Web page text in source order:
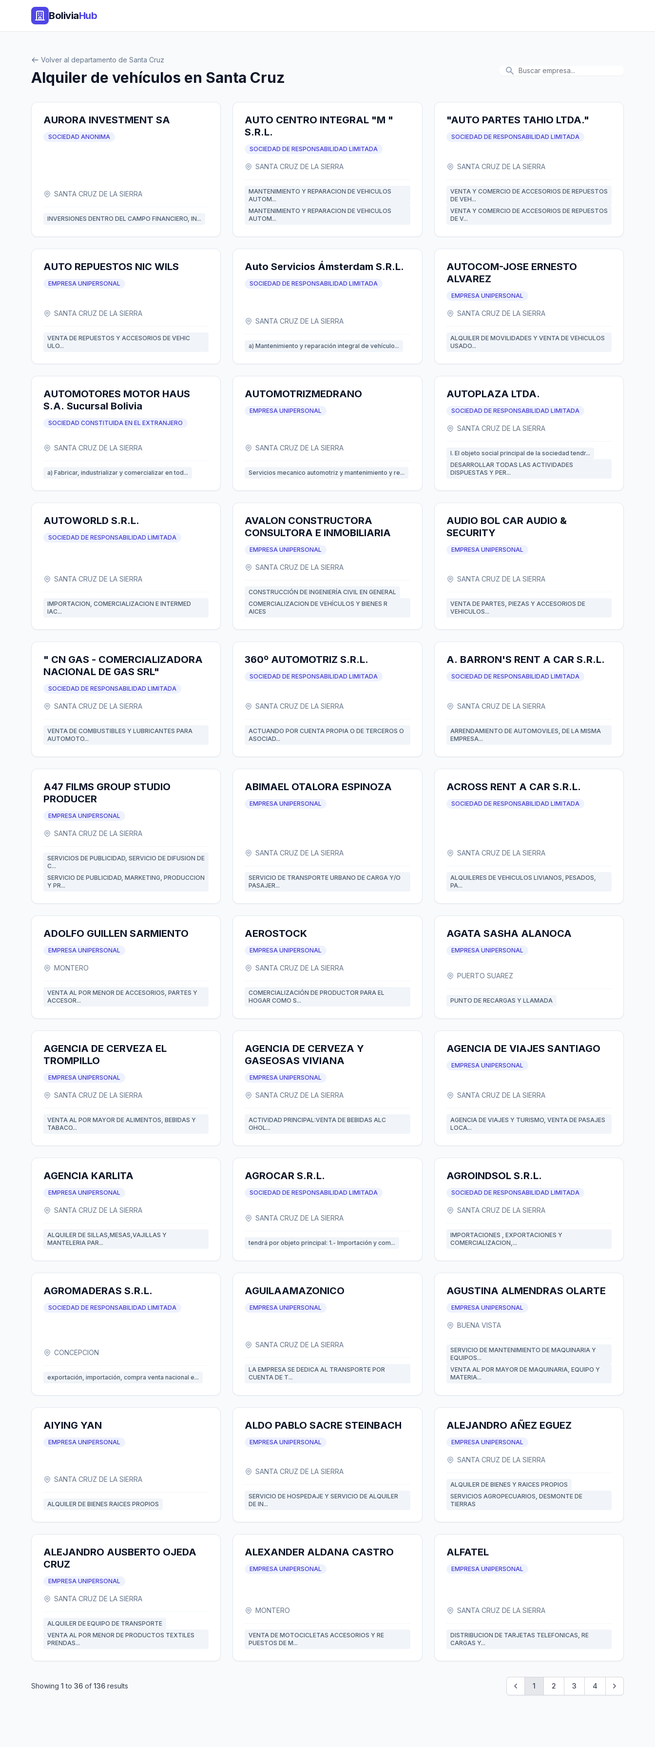
BoliviaHub
Volver al departamento de Santa Cruz
Alquiler de vehículos en Santa Cruz
AURORA INVESTMENT SA
SOCIEDAD ANONIMA
SANTA CRUZ DE LA SIERRA
INVERSIONES DENTRO DEL CAMPO FINANCIERO, IN...
AUTO CENTRO INTEGRAL "M "
S.R.L.
SOCIEDAD DE RESPONSABILIDAD LIMITADA
SANTA CRUZ DE LA SIERRA
MANTENIMIENTO Y REPARACION DE VEHICULOS
AUTOM...
MANTENIMIENTO Y REPARACION DE VEHICULOS
AUTOM...
"AUTO PARTES TAHIO LTDA."
SOCIEDAD DE RESPONSABILIDAD LIMITADA
SANTA CRUZ DE LA SIERRA
VENTA Y COMERCIO DE ACCESORIOS DE REPUESTOS
DE VEH...
VENTA Y COMERCIO DE ACCESORIOS DE REPUESTOS
DE V...
AUTO REPUESTOS NIC WILS
EMPRESA UNIPERSONAL
SANTA CRUZ DE LA SIERRA
VENTA DE REPUESTOS Y ACCESORIOS DE VEHIC
ULO...
Auto Servicios Ámsterdam S.R.L.
SOCIEDAD DE RESPONSABILIDAD LIMITADA
SANTA CRUZ DE LA SIERRA
a) Mantenimiento y reparación integral de vehículo...
AUTOCOM-JOSE ERNESTO
ALVAREZ
EMPRESA UNIPERSONAL
SANTA CRUZ DE LA SIERRA
ALQUILER DE MOVILIDADES Y VENTA DE VEHICULOS
USADO...
AUTOMOTORES MOTOR HAUS
S.A. Sucursal Bolivia
SOCIEDAD CONSTITUIDA EN EL EXTRANJERO
SANTA CRUZ DE LA SIERRA
a) Fabricar, industrializar y comercializar en tod...
AUTOMOTRIZMEDRANO
EMPRESA UNIPERSONAL
SANTA CRUZ DE LA SIERRA
Servicios mecanico automotriz y mantenimiento y re...
AUTOPLAZA LTDA.
SOCIEDAD DE RESPONSABILIDAD LIMITADA
SANTA CRUZ DE LA SIERRA
I. El objeto social principal de la sociedad tendr...
DESARROLLAR TODAS LAS ACTIVIDADES
DISPUESTAS Y PER...
AUTOWORLD S.R.L.
SOCIEDAD DE RESPONSABILIDAD LIMITADA
SANTA CRUZ DE LA SIERRA
IMPORTACION, COMERCIALIZACION E INTERMED
IAC...
AVALON CONSTRUCTORA
CONSULTORA E INMOBILIARIA
EMPRESA UNIPERSONAL
SANTA CRUZ DE LA SIERRA
CONSTRUCCIÓN DE INGENIERÍA CIVIL EN GENERAL
COMERCIALIZACION DE VEHÍCULOS Y BIENES R
AICES
AUDIO BOL CAR AUDIO &
SECURITY
EMPRESA UNIPERSONAL
SANTA CRUZ DE LA SIERRA
VENTA DE PARTES, PIEZAS Y ACCESORIOS DE
VEHICULOS...
" CN GAS - COMERCIALIZADORA
NACIONAL DE GAS SRL"
SOCIEDAD DE RESPONSABILIDAD LIMITADA
SANTA CRUZ DE LA SIERRA
VENTA DE COMBUSTIBLES Y LUBRICANTES PARA
AUTOMOTO...
360º AUTOMOTRIZ S.R.L.
SOCIEDAD DE RESPONSABILIDAD LIMITADA
SANTA CRUZ DE LA SIERRA
ACTUANDO POR CUENTA PROPIA O DE TERCEROS O
ASOCIAD...
A. BARRON'S RENT A CAR S.R.L.
SOCIEDAD DE RESPONSABILIDAD LIMITADA
SANTA CRUZ DE LA SIERRA
ARRENDAMIENTO DE AUTOMOVILES, DE LA MISMA
EMPRESA...
A47 FILMS GROUP STUDIO
PRODUCER
EMPRESA UNIPERSONAL
SANTA CRUZ DE LA SIERRA
SERVICIOS DE PUBLICIDAD, SERVICIO DE DIFUSION DE
C...
SERVICIO DE PUBLICIDAD, MARKETING, PRODUCCION
Y PR...
ABIMAEL OTALORA ESPINOZA
EMPRESA UNIPERSONAL
SANTA CRUZ DE LA SIERRA
SERVICIO DE TRANSPORTE URBANO DE CARGA Y/O
PASAJER...
ACROSS RENT A CAR S.R.L.
SOCIEDAD DE RESPONSABILIDAD LIMITADA
SANTA CRUZ DE LA SIERRA
ALQUILERES DE VEHICULOS LIVIANOS, PESADOS,
PA...
ADOLFO GUILLEN SARMIENTO
EMPRESA UNIPERSONAL
MONTERO
VENTA AL POR MENOR DE ACCESORIOS, PARTES Y
ACCESOR...
AEROSTOCK
EMPRESA UNIPERSONAL
SANTA CRUZ DE LA SIERRA
COMERCIALIZACIÓN DE PRODUCTOR PARA EL
HOGAR COMO S...
AGATA SASHA ALANOCA
EMPRESA UNIPERSONAL
PUERTO SUAREZ
PUNTO DE RECARGAS Y LLAMADA
AGENCIA DE CERVEZA EL
TROMPILLO
EMPRESA UNIPERSONAL
SANTA CRUZ DE LA SIERRA
VENTA AL POR MAYOR DE ALIMENTOS, BEBIDAS Y
TABACO...
AGENCIA DE CERVEZA Y
GASEOSAS VIVIANA
EMPRESA UNIPERSONAL
SANTA CRUZ DE LA SIERRA
ACTIVIDAD PRINCIPAL:VENTA DE BEBIDAS ALC
OHOL...
AGENCIA DE VIAJES SANTIAGO
EMPRESA UNIPERSONAL
SANTA CRUZ DE LA SIERRA
AGENCIA DE VIAJES Y TURISMO, VENTA DE PASAJES
LOCA...
AGENCIA KARLITA
EMPRESA UNIPERSONAL
SANTA CRUZ DE LA SIERRA
ALQUILER DE SILLAS,MESAS,VAJILLAS Y
MANTELERIA PAR...
AGROCAR S.R.L.
SOCIEDAD DE RESPONSABILIDAD LIMITADA
SANTA CRUZ DE LA SIERRA
tendrá por objeto principal: 1.- Importación y com...
AGROINDSOL S.R.L.
SOCIEDAD DE RESPONSABILIDAD LIMITADA
SANTA CRUZ DE LA SIERRA
IMPORTACIONES , EXPORTACIONES Y
COMERCIALIZACION,...
AGROMADERAS S.R.L.
SOCIEDAD DE RESPONSABILIDAD LIMITADA
CONCEPCION
exportación, importación, compra venta nacional e...
AGUILAAMAZONICO
EMPRESA UNIPERSONAL
SANTA CRUZ DE LA SIERRA
LA EMPRESA SE DEDICA AL TRANSPORTE POR
CUENTA DE T...
AGUSTINA ALMENDRAS OLARTE
EMPRESA UNIPERSONAL
BUENA VISTA
SERVICIO DE MANTENIMIENTO DE MAQUINARIA Y
EQUIPOS...
VENTA AL POR MAYOR DE MAQUINARIA, EQUIPO Y
MATERIA...
AIYING YAN
EMPRESA UNIPERSONAL
SANTA CRUZ DE LA SIERRA
ALQUILER DE BIENES RAICES PROPIOS
ALDO PABLO SACRE STEINBACH
EMPRESA UNIPERSONAL
SANTA CRUZ DE LA SIERRA
SERVICIO DE HOSPEDAJE Y SERVICIO DE ALQUILER
DE IN...
ALEJANDRO AÑEZ EGUEZ
EMPRESA UNIPERSONAL
SANTA CRUZ DE LA SIERRA
ALQUILER DE BIENES Y RAICES PROPIOS
SERVICIOS AGROPECUARIOS, DESMONTE DE
TIERRAS
ALEJANDRO AUSBERTO OJEDA
CRUZ
EMPRESA UNIPERSONAL
SANTA CRUZ DE LA SIERRA
ALQUILER DE EQUIPO DE TRANSPORTE
VENTA AL POR MENOR DE PRODUCTOS TEXTILES
PRENDAS...
ALEXANDER ALDANA CASTRO
EMPRESA UNIPERSONAL
MONTERO
VENTA DE MOTOCICLETAS ACCESORIOS Y RE
PUESTOS DE M...
ALFATEL
EMPRESA UNIPERSONAL
SANTA CRUZ DE LA SIERRA
DISTRIBUCION DE TARJETAS TELEFONICAS, RE
CARGAS Y...
Showing 1 to 36 of 136 results 1 2 3 4